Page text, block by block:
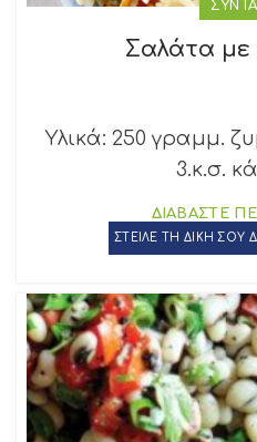
Σαλάτα με
Υλικά: 250 γραμμ.
3.κ.σ.
ΔΙΑΒΑΣΤΕ
ΣΤΕΙΛΕ ΤΗ ΔΙΚΗ ΣΟΥ